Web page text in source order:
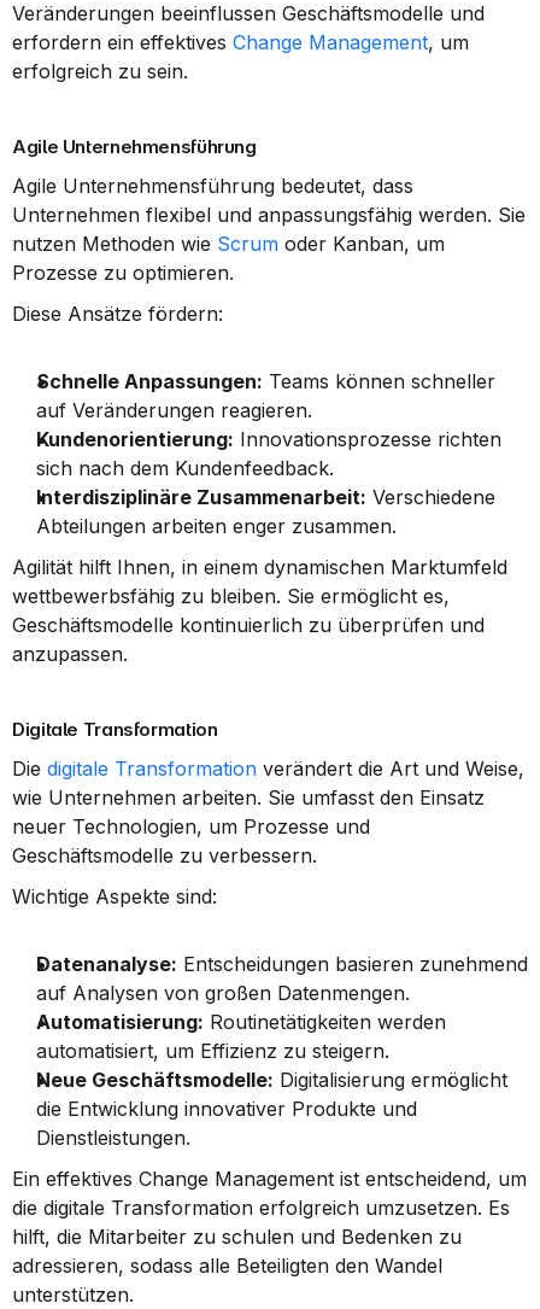
Veränderungen beeinflussen Geschäftsmodelle und
erfordern ein effektives Change Management, um
erfolgreich zu sein.
Agile Unternehmensführung
Agile Unternehmensführung bedeutet, dass
Unternehmen flexibel und anpassungsfähig werden. Sie
nutzen Methoden wie Scrum oder Kanban, um
Prozesse zu optimieren.
Diese Ansätze fördern:
Schnelle Anpassungen: Teams können schneller
auf Veränderungen reagieren.
Kundenorientierung: Innovationsprozesse richten
sich nach dem Kundenfeedback.
Interdisziplinäre Zusammenarbeit: Verschiedene
Abteilungen arbeiten enger zusammen.
Agilität hilft Ihnen, in einem dynamischen Marktumfeld
wettbewerbsfähig zu bleiben. Sie ermöglicht es,
Geschäftsmodelle kontinuierlich zu überprüfen und
anzupassen.
Digitale Transformation
Die digitale Transformation verändert die Art und Weise,
wie Unternehmen arbeiten. Sie umfasst den Einsatz
neuer Technologien, um Prozesse und
Geschäftsmodelle zu verbessern.
Wichtige Aspekte sind:
Datenanalyse: Entscheidungen basieren zunehmend
auf Analysen von großen Datenmengen.
Automatisierung: Routinetätigkeiten werden
automatisiert, um Effizienz zu steigern.
Neue Geschäftsmodelle: Digitalisierung ermöglicht
die Entwicklung innovativer Produkte und
Dienstleistungen.
Ein effektives Change Management ist entscheidend, um
die digitale Transformation erfolgreich umzusetzen. Es
hilft, die Mitarbeiter zu schulen und Bedenken zu
adressieren, sodass alle Beteiligten den Wandel
unterstützen.